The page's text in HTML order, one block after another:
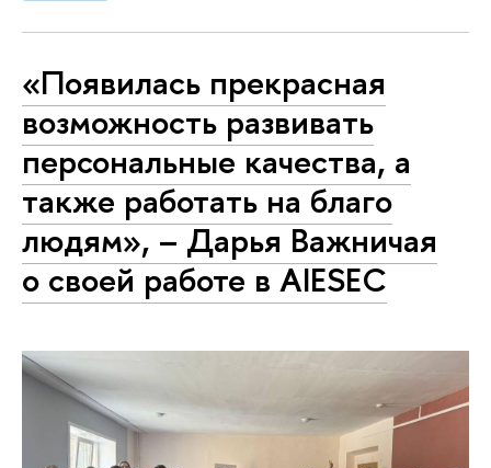
«Появилась прекрасная
возможность развивать
персональные качества, а
также работать на благо
людям», – Дарья Важничая
о своей работе в AIESEC